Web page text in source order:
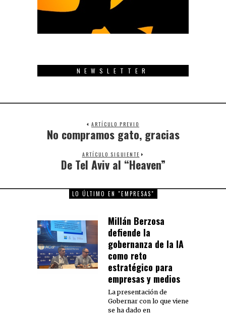
NEWSLETTER
ARTÍCULO PREVIO
Previous
post:
No compramos gato, gracias
ARTÍCULO SIGUIENTE
Next
De Tel Aviv al “Heaven”
LO ÚLTIMO EN "EMPRESAS"
Millán Berzosa
defiende la
gobernanza de la IA
como reto
estratégico para
empresas y medios
La presentación de
Gobernar con lo que viene
se ha dado en